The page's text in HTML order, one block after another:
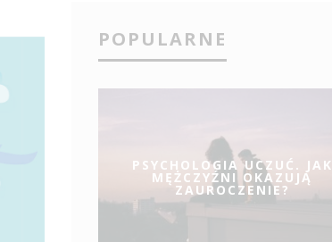
POPULARNE
PSYCHOLOGIA UCZUĆ. JAK
MĘŻCZYŹNI OKAZUJĄ
ZAUROCZENIE?